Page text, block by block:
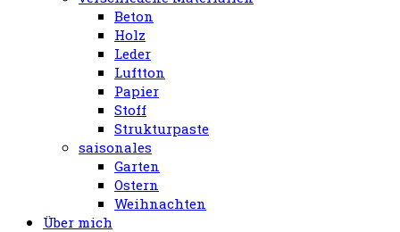
Beton
Holz
Leder
Luftton
Papier
Stoff
Strukturpaste
saisonales
Garten
Ostern
Weihnachten
Über mich